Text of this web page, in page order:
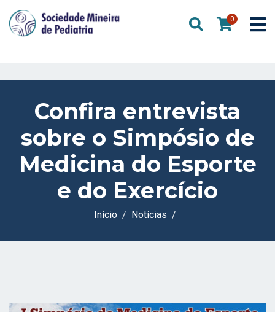
0
Confira entrevista
sobre o Simpósio de
Medicina do Esporte
e do Exercício
Início Notícias